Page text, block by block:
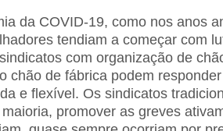
da COVID-19, como nos anos
tendiam a começar com
com organização de
chão de fábrica podem
e flexível. Os sindicatos
promover as greves